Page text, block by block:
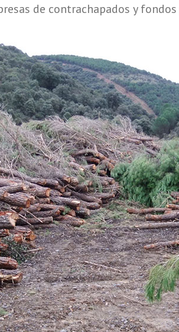
de contrachapados y